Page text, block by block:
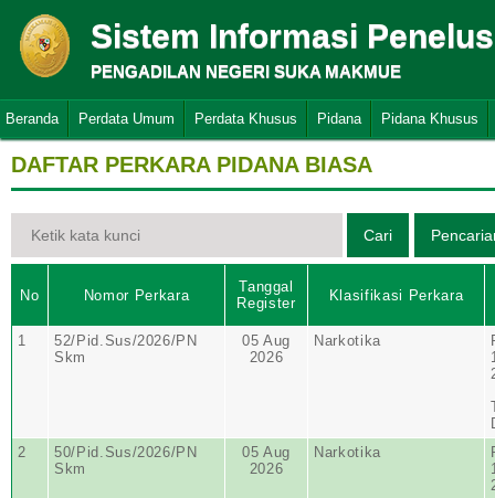
Sistem Informasi
PENGADILAN NEGERI SUKA MAKMUE
Beranda Perdata Umum Perdata Khusus Pidana Pidana Khusus
DAFTAR PERKARA PIDANA BIASA
No Nomor Perkara
Tanggal
Register
Klasifikasi Perkara
1
52/Pid.Sus/2026/PN
Skm
05 Aug
2026
Narkotika
2
50/Pid.Sus/2026/PN
Skm
05 Aug
2026
Narkotika